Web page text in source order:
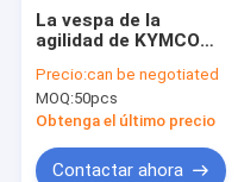
La vespa de la
agilidad de KYMCO
filtro de aire de la
asamblea de AIRC
Precio:can be negotiated
MOQ:50pcs
Obtenga el último precio
Contactar ahora